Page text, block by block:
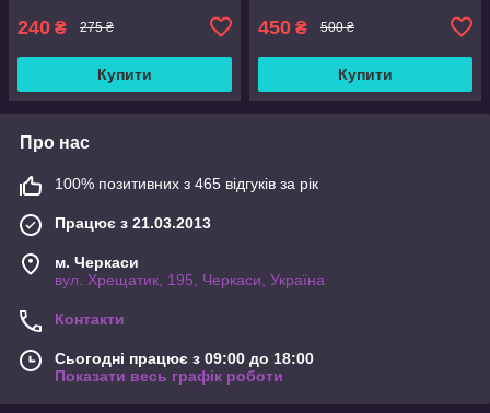
240 ₴ 275 ₴
Купити
450 ₴ 500 ₴
Купити
Про нас
100% позитивних з 465 відгуків за рік
Працює з 21.03.2013
м. Черкаси
вул. Хрещатик, 195, Черкаси, Україна
Контакти
Сьогодні працює з 09:00 до 18:00
Показати весь графік роботи